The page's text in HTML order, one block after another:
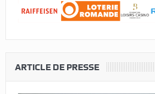
ARTICLE DE PRESSE